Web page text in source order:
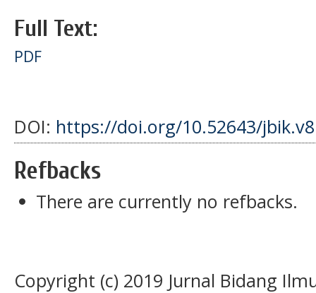
Full Text:
PDF
DOI: https://doi.org/10.52643/
Refbacks
There are currently no refbacks.
Copyright (c) 2019 Jurnal Bidang